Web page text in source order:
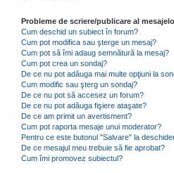
Probleme de scriere/publicare al
Cum deschid un subiect în forum?
Cum pot modifica sau şterge un mesaj?
Cum pot să îmi adaug semnătură la mesaj?
Cum pot crea un sondaj?
De ce nu pot adăuga mai multe opţiuni la
Cum modific sau şterg un sondaj?
De ce nu pot să accesez un forum?
De ce nu pot adăuga fişiere ataşate?
De ce am primit un avertisment?
Cum pot raporta mesaje unui moderator?
Pentru ce este butonul "Salvare" la
De ce mesajul meu trebuie să fie aprobat?
Cum îmi promovez subiectul?